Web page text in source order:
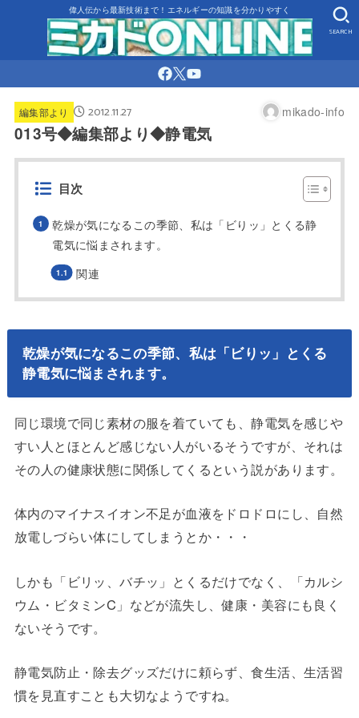
偉人伝から最新技術まで！エネルギーの知識を分かりやすく
SEARCH
編集部より 2012.11.27 mikado-info
013号◆編集部より◆静電気
目次
乾燥が気になるこの季節、私は「ビりッ」とくる静
電気に悩まされます。
関連
乾燥が気になるこの季節、私は「ビりッ」とくる
静電気に悩まされます。
同じ環境で同じ素材の服を着ていても、静電気を感じや
すい人とほとんど感じない人がいるそうですが、それは
その人の健康状態に関係してくるという説があります。
体内のマイナスイオン不足が血液をドロドロにし、自然
放電しづらい体にしてしまうとか・・・
しかも「ビリッ、バチッ」とくるだけでなく、「カルシ
ウム・ビタミンC」などが流失し、健康・美容にも良く
ないそうです。
静電気防止・除去グッズだけに頼らず、食生活、生活習
慣を見直すことも大切なようですね。